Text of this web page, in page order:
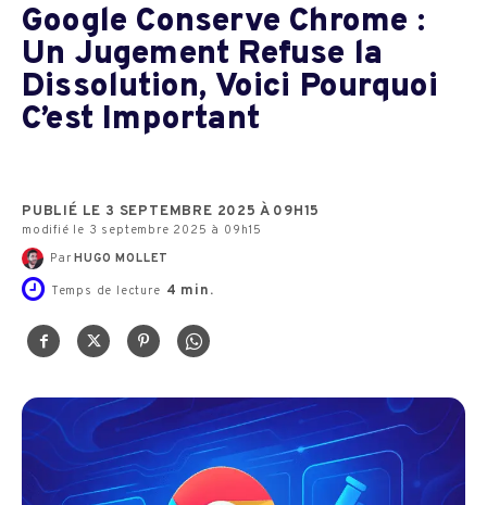
Google Conserve Chrome :
Un Jugement Refuse la
Dissolution, Voici Pourquoi
C’est Important
PUBLIÉ LE 3 SEPTEMBRE 2025 À 09H15
modifié le 3 septembre 2025 à 09h15
Par HUGO MOLLET
Temps de lecture 4 min.